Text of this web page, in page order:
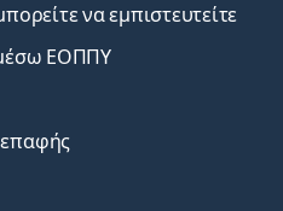
να εμπιστευτείτε
ΕΟΠΠΥ